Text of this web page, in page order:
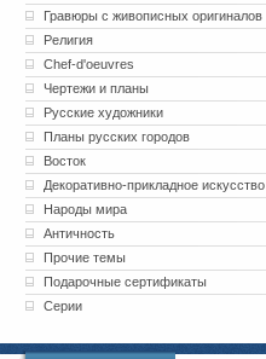
Гравюры с живописных оригиналов
Религия
Chef-d'oeuvres
Чертежи и планы
Русские художники
Планы русских городов
Восток
Декоративно-прикладное искусство
Народы мира
Античность
Прочие темы
Подарочные сертификаты
Серии